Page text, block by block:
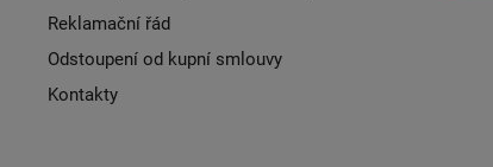
Reklamační řád
Odstoupení od kupní smlouvy
Kontakty